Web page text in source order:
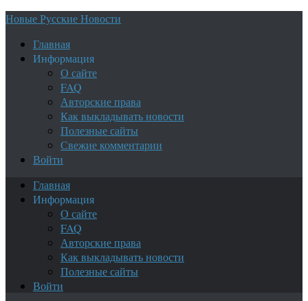
Новые Русские Новости
Главная
Информация
О сайте
FAQ
Авторские права
Как выкладывать новости
Полезные сайты
Свежие комментарии
Войти
Главная
Информация
О сайте
FAQ
Авторские права
Как выкладывать новости
Полезные сайты
Войти